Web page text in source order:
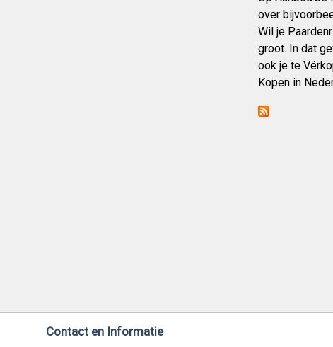
over
Wil je
groot. In dat
ook je te
Kopen in
Contact en Informatie